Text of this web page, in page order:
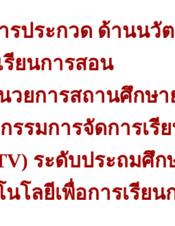
รประกวด ด้านนวั
รียนการสอน
วยการสถานศึกษา
รรมการจัดการเรี
ระดับประถมศึ
นโลยีเพื่อการเรีย